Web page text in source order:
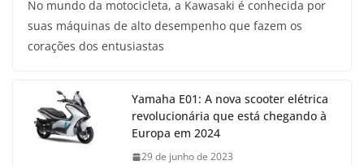
No mundo da motocicleta, a Kawasaki é conhecida por
suas máquinas de alto desempenho que fazem os
corações dos entusiastas
Yamaha E01: A nova scooter elétrica
revolucionária que está chegando à
Europa em 2024
29 de junho de 2023